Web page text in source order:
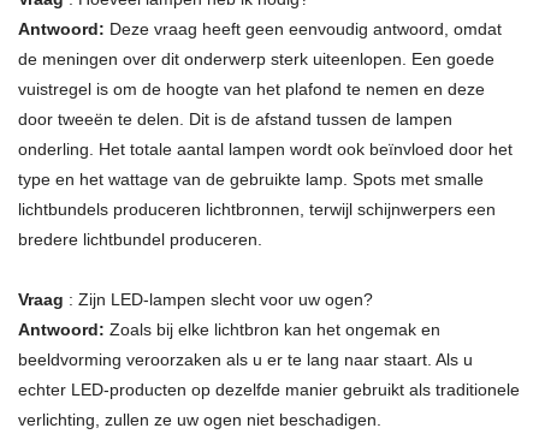
Antwoord: Deze vraag heeft geen eenvoudig antwoord, omdat
de meningen over dit onderwerp sterk uiteenlopen. Een goede
vuistregel is om de hoogte van het plafond te nemen en deze
door tweeën te delen. Dit is de afstand tussen de lampen
onderling. Het totale aantal lampen wordt ook beïnvloed door het
type en het wattage van de gebruikte lamp. Spots met smalle
lichtbundels produceren lichtbronnen, terwijl schijnwerpers een
bredere lichtbundel produceren.
Vraag : Zijn LED-lampen slecht voor uw ogen?
Antwoord: Zoals bij elke lichtbron kan het ongemak en
beeldvorming veroorzaken als u er te lang naar staart. Als u
echter LED-producten op dezelfde manier gebruikt als traditionele
verlichting, zullen ze uw ogen niet beschadigen.